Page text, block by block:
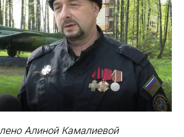
Алиной Камалиевой